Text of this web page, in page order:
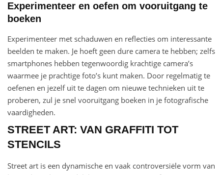
Experimenteer en oefen om vooruitgang te
boeken
Experimenteer met schaduwen en reflecties om interessante
beelden te maken. Je hoeft geen dure camera te hebben; zelfs
smartphones hebben tegenwoordig krachtige camera’s
waarmee je prachtige foto’s kunt maken. Door regelmatig te
oefenen en jezelf uit te dagen om nieuwe technieken uit te
proberen, zul je snel vooruitgang boeken in je fotografische
vaardigheden.
STREET ART: VAN GRAFFITI TOT
STENCILS
Street art is een dynamische en vaak controversiële vorm van